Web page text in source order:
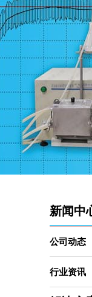
新闻中
公司动态
行业资讯